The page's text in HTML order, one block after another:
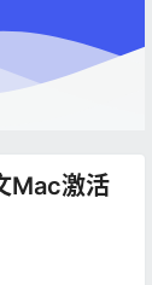
Mac激活